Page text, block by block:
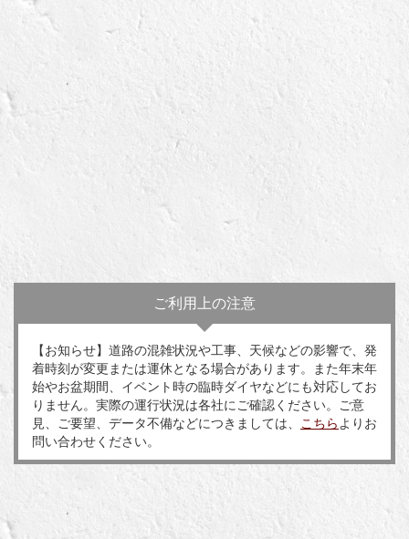
ご利用上の注意
【お知らせ】道路の混雑状況や工事、天候などの影響で、発
着時刻が変更または運休となる場合があります。また年末年
始やお盆期間、イベント時の臨時ダイヤなどにも対応してお
りません。実際の運行状況は各社にご確認ください。ご意
見、ご要望、データ不備などにつきましては、
こちら よりお
問い合わせください。